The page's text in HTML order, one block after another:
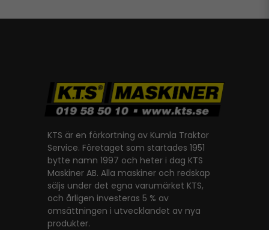
KTS är en förkortning av Kumla Traktor
Service. Företaget som startades 1951
bytte namn 1997 och heter i dag KTS
Maskiner AB. Alla maskiner och redskap
säljs under det egna varumärket KTS,
och årligen investeras 5 % av
omsättningen i utvecklandet av nya
produkter.